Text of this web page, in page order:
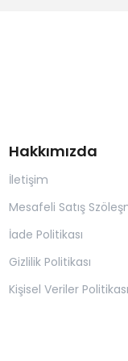
Hakkımızda
İletişim
Mesafeli Satış
İade Politikası
Gizlilik Politikası
Kişisel Veriler Politikası